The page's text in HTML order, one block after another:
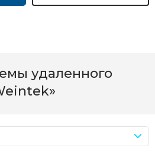
удаленного